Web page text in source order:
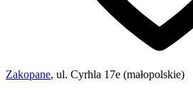
Zakopane, ul. Cyrhla 17e (małopolskie)